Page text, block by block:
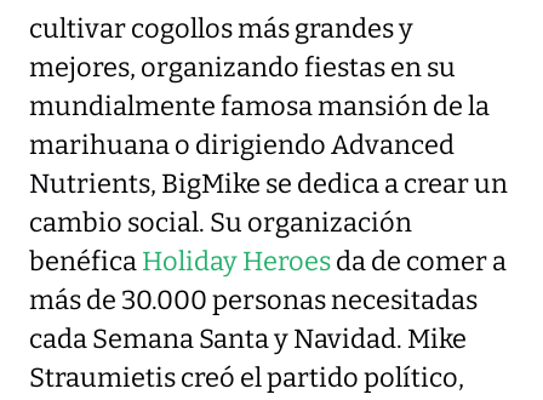
cultivar cogollos más grandes y
mejores, organizando fiestas en su
mundialmente famosa mansión de la
marihuana o dirigiendo Advanced
Nutrients, BigMike se dedica a crear un
cambio social. Su organización
benéficaHoliday Heroesda de comer a
más de 30.000 personas necesitadas
cada Semana Santa y Navidad. Mike
Straumietis creó el partido político,